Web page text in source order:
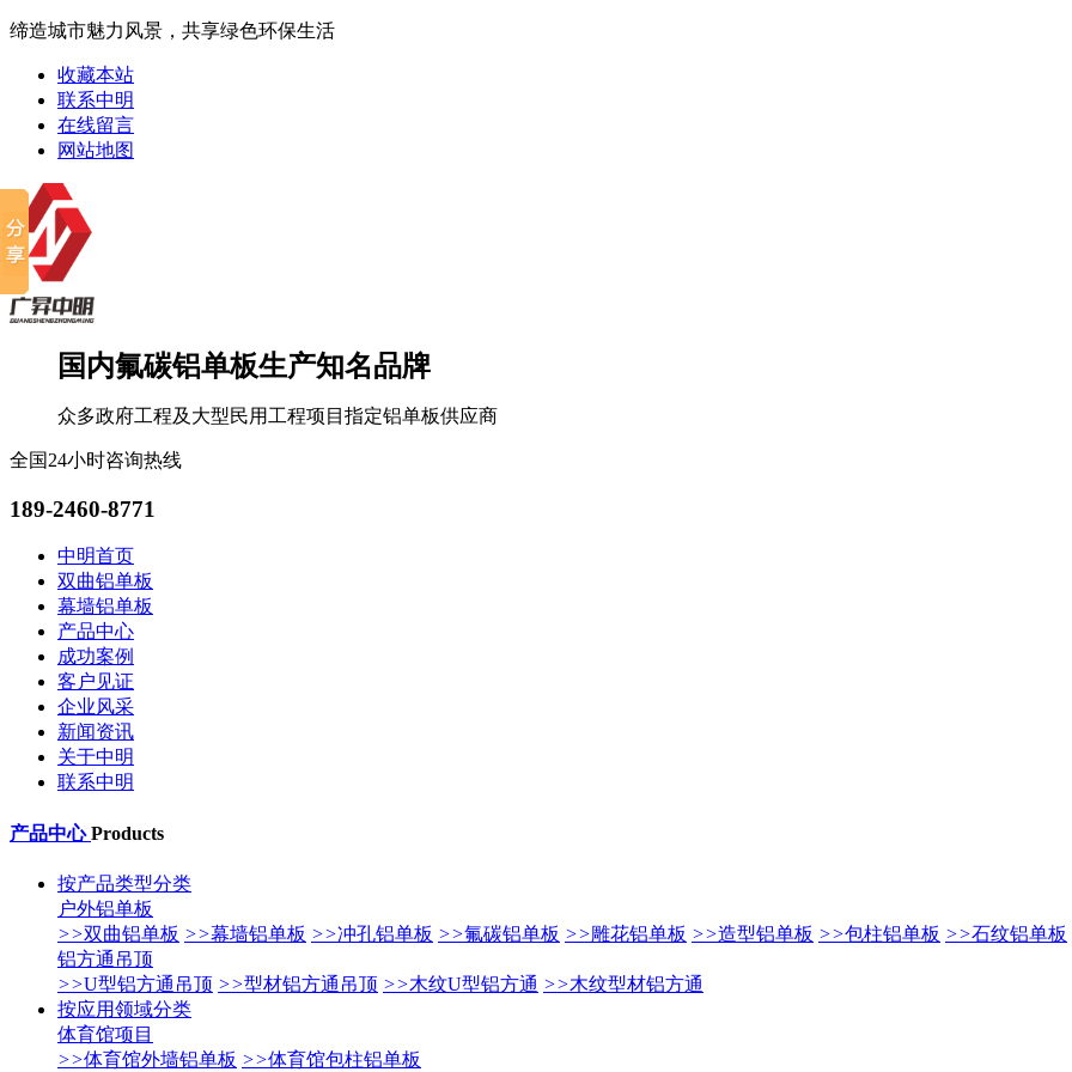
缔造城市魅力风景，共享绿色环保生活
收藏本站
联系中明
在线留言
网站地图
国内氟碳铝单板生产知名品牌
众多政府工程及大型民用工程项目指定铝单板供应商
全国24小时咨询热线
189-2460-8771
中明首页
双曲铝单板
幕墙铝单板
产品中心
成功案例
客户见证
企业风采
新闻资讯
关于中明
联系中明
产品中心Products
按产品类型分类
户外铝单板
>>双曲铝单板 >>幕墙铝单板 >>冲孔铝单板 >>氟碳铝单板 >>雕花铝单板 >>造型铝单板 >>包柱铝单板 >>石纹铝单板
铝方通吊顶
>>U型铝方通吊顶 >>型材铝方通吊顶 >>木纹U型铝方通 >>木纹型材铝方通
按应用领域分类
体育馆项目
>>体育馆外墙铝单板 >>体育馆包柱铝单板